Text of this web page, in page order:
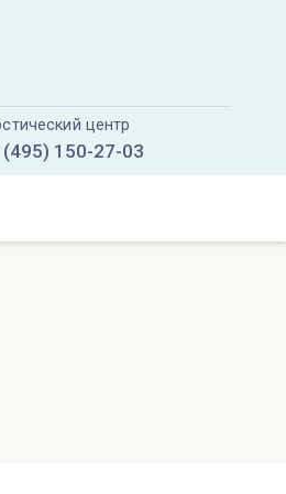
центр
(495) 150-27-03